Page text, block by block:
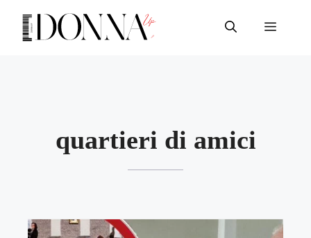
contenuto
Menu
quartieri di amici